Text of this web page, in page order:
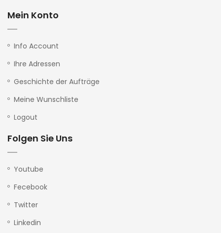
Mein Konto
Info Account
Ihre Adressen
Geschichte der Aufträge
Meine Wunschliste
Logout
Folgen Sie Uns
Youtube
Fecebook
Twitter
Linkedin